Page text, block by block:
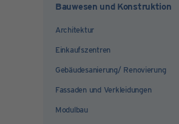
Bauwesen und Konstruktion
Architektur
Einkaufszentren
Gebäudesanierung/ Renovierung
Fassaden und Verkleidungen
Modulbau